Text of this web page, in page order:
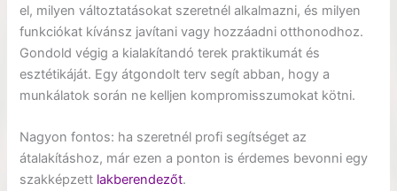
el, milyen változtatásokat szeretnél alkalmazni, és milyen
funkciókat kívánsz javítani vagy hozzáadni otthonodhoz.
Gondold végig a kialakítandó terek praktikumát és
esztétikáját. Egy átgondolt terv segít abban, hogy a
munkálatok során ne kelljen kompromisszumokat kötni.
Nagyon fontos: ha szeretnél profi segítséget az
átalakításhoz, már ezen a ponton is érdemes bevonni egy
szakképzett lakberendezőt.